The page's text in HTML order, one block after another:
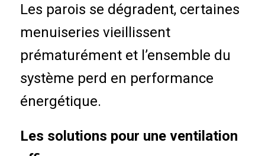
Les parois se dégradent, certaines
menuiseries vieillissent
prématurément et l’ensemble du
système perd en performance
énergétique.
Les solutions pour une ventilation